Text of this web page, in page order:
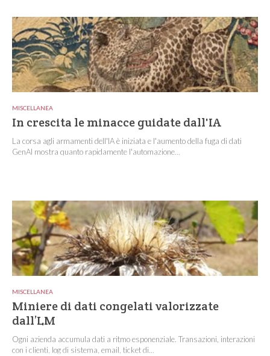
MISCELLANEA
In crescita le minacce guidate dall'IA
La corsa agli armamenti dell'IA è iniziata e l'aumento della fuga di dati
GenAI mostra quanto rapidamente l'automazione...
MISCELLANEA
Miniere di dati congelati valorizzate
dall’LM
Ogni azienda accumula dati a ritmo esponenziale. Transazioni, interazioni
con i clienti, log di sistema, email, ticket di...